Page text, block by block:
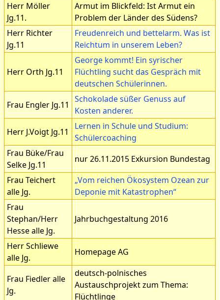
Herr Möller
Jg.11.
Armut im Blickfeld: Ist Armut ein
Problem der Länder des Südens?
Herr Richter
Jg.11
Freudenreich und bettelarm. Was ist
Reichtum in unserem Leben?
Herr Orth Jg.11
George kommt! Ein syrischer
Flüchtling sucht das Gespräch mit
deutschen Schülerinnen.
Frau Engler Jg.11
Schokolade süßer Genuss auf
Kosten anderer.
Herr J.Voigt Jg.11
Lernen in Schule und Studium:
Schülercoaching
Frau Büke/Frau
Selke Jg.11
nur 26.11.2015 Exkursion Bundestag
Frau Teichert
alle Jg.
„Vom reichen Ökosystem Ozean zur
Deponie mit Katastrophen“
Frau
Stephan/Herr
Hesse alle Jg.
Jahrbuchgestaltung 2016
Herr Schliewe
alle Jg.
Homepage AG
Frau Fiedler alle
Jg.
deutsch-polnisches
Austauschprojekt zum Thema:
Flüchtlinge